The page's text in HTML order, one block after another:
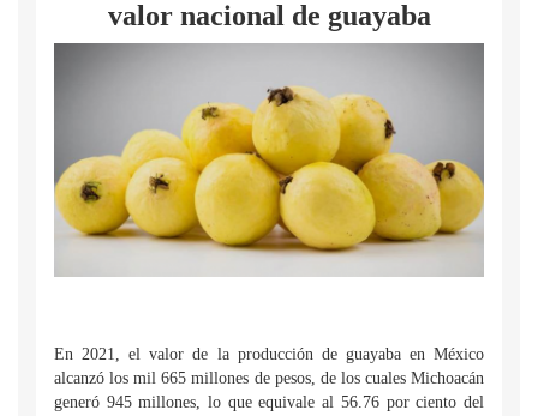
valor nacional de guayaba
En 2021, el valor de la producción de guayaba en México
alcanzó los mil 665 millones de pesos, de los cuales Michoacán
generó 945 millones, lo que equivale al 56.76 por ciento del